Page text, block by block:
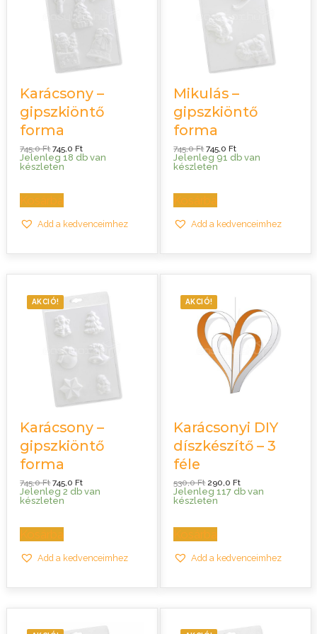
Karácsony –
gipszkiöntő
forma
745,0FtOriginal
price
was:
745,0 Ft.
745,0FtCurrent
price
Jelenleg 18 db van
készleten
Kosárba
Add a kedvenceimhez
Mikulás –
gipszkiöntő
forma
745,0FtOriginal
price
was:
745,0 Ft.
745,0FtCurrent
price
Jelenleg 91 db van
készleten
Kosárba
Add a kedvenceimhez
AKCIÓ!
Karácsony –
gipszkiöntő
forma
745,0FtOriginal
price
was:
745,0FtCurrent
price
Jelenleg 2 db van
készleten
Kosárba
Add a kedvenceimhez
AKCIÓ!
Karácsonyi DIY
díszkészítő – 3
féle
530,0Ft Original
price
was:
290,0FtCurrent
price
Jelenleg 117 db van
készleten
Kosárba
Add a kedvenceimhez